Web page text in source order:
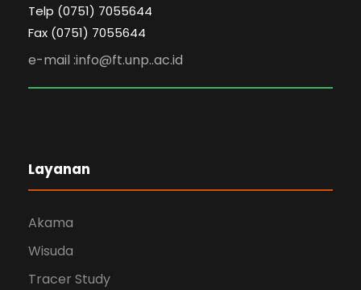
Telp (0751) 7055644
Fax (0751) 7055644
e-mail :info@ft.unp..ac.id
Layanan
Akama
Wisuda
Tracer Study